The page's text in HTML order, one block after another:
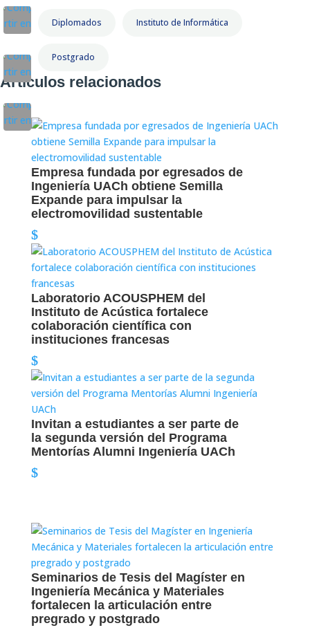
Diplomados Instituto de Informática
Postgrado
Artículos relacionados
Empresa fundada por egresados de
Ingeniería UACh obtiene Semilla
Expande para impulsar la
electromovilidad sustentable
Laboratorio ACOUSPHEM del
Instituto de Acústica fortalece
colaboración científica con
instituciones francesas
Invitan a estudiantes a ser parte de
la segunda versión del Programa
Mentorías Alumni Ingeniería UACh
Seminarios de Tesis del Magíster en
Ingeniería Mecánica y Materiales
fortalecen la articulación entre
pregrado y postgrado